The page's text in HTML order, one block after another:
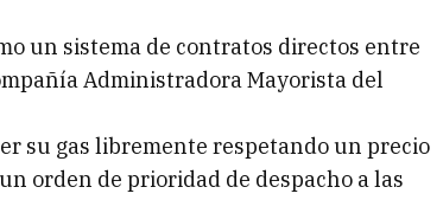
un sistema de contratos directos entre
Administradora Mayorista del
su gas libremente respetando un precio
orden de prioridad de despacho a las